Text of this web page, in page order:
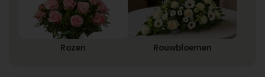
Rozen Rouwbloemen